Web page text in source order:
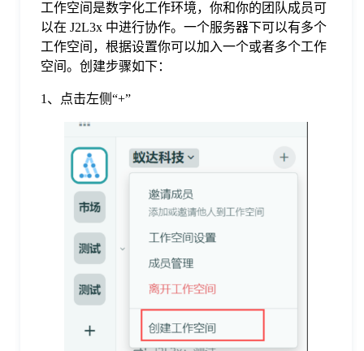
工作空间是数字化工作环境，你和你的团队成员可
以在 J2L3x 中进行协作。一个服务器下可以有多个
工作空间，根据设置你可以加入一个或者多个工作
空间。创建步骤如下：
1、点击左侧“+”